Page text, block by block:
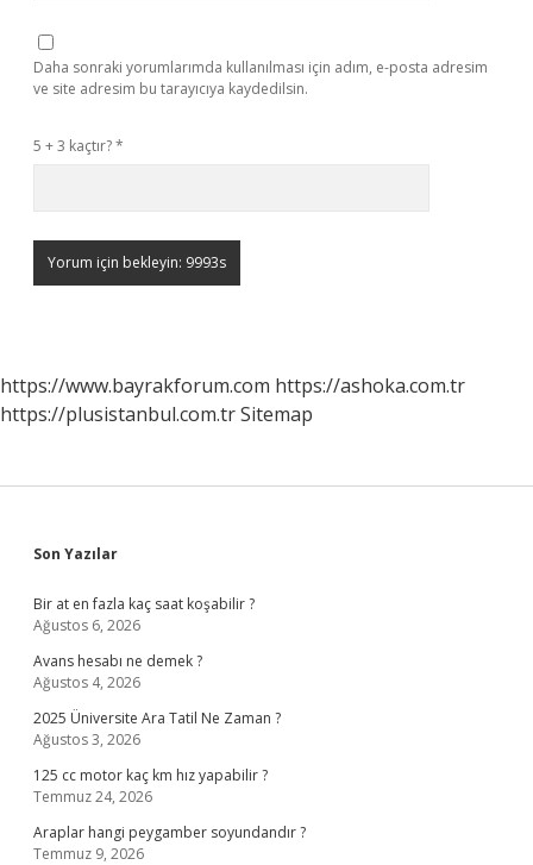
Daha sonraki yorumlarımda kullanılması için adım, e-posta adresim
ve site adresim bu tarayıcıya kaydedilsin.
5 + 3 kaçtır?*
https://www.bayrakforum.com https://ashoka.com.tr
https://plusistanbul.com.trSitemap
Sidebar
Son Yazılar
Bir at en fazla kaç saat koşabilir ?
Ağustos 6, 2026
Avans hesabı ne demek ?
Ağustos 4, 2026
2025 Üniversite Ara Tatil Ne Zaman ?
Ağustos 3, 2026
125 cc motor kaç km hız yapabilir ?
Temmuz 24, 2026
Araplar hangi peygamber soyundandır ?
Temmuz 9, 2026